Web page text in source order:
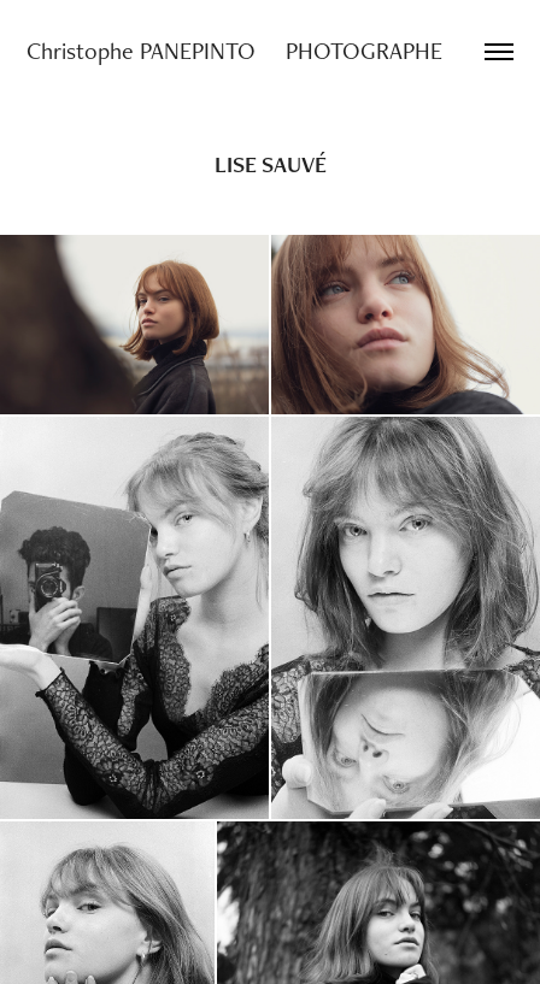
Christophe PANEPINTO     PHOTOGRAPHE
LISE SAUVÉ